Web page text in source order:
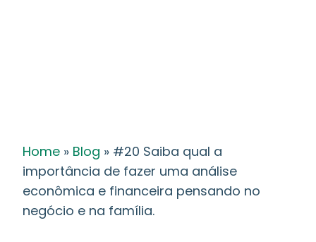
Home » Blog » #20 Saiba qual a
importância de fazer uma análise
econômica e financeira pensando no
negócio e na família.